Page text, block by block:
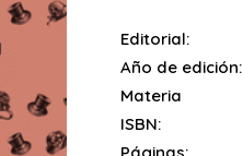
Editorial:
Año de edición:
Materia
ISBN: